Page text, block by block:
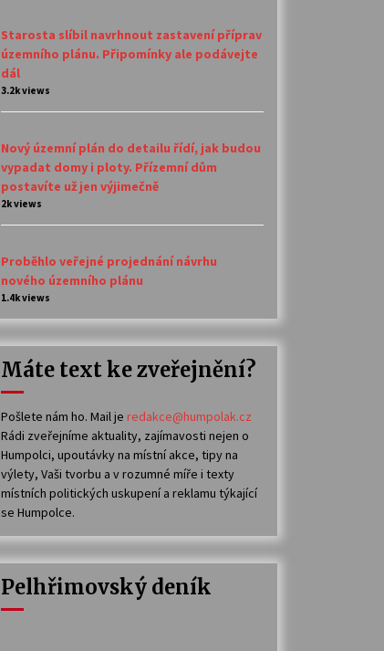
Starosta slíbil navrhnout zastavení příprav
územního plánu. Připomínky ale podávejte
dál
3.2k views
Nový územní plán do detailu řídí, jak budou
vypadat domy i ploty. Přízemní dům
postavíte už jen výjimečně
2k views
Proběhlo veřejné projednání návrhu
nového územního plánu
1.4k views
Máte text ke zveřejnění?
Pošlete nám ho. Mail je redakce@humpolak.cz
Rádi zveřejníme aktuality, zajímavosti nejen o
Humpolci, upoutávky na místní akce, tipy na
výlety, Vaši tvorbu a v rozumné míře i texty
místních politických uskupení a reklamu týkající
se Humpolce.
Pelhřimovský deník